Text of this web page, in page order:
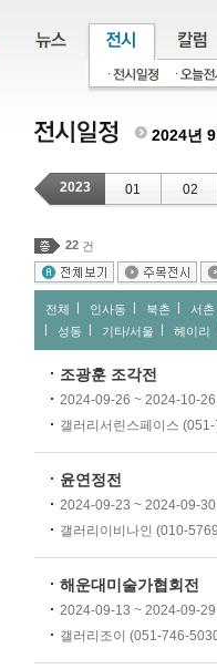
2024년 9
2023 01 02
22 건
전체 인사동 북촌 서촌
성동
기타/서울 헤이리
조광훈 조각전
2024-09-26 ~ 2024-10-26
갤러리서린스페이스
윤연정전
2024-09-23 ~ 2024-09-30
갤러리이비나인 (010-
해운대미술가협회전
2024-09-13 ~ 2024-09-29
갤러리조이 (051-746-